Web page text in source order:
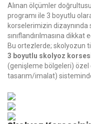
Alınan ölçümler
programı ile 3 boyutlu
korselerimizin
sınıflandırılmasına dikkat
Bu ortezlerde; skolyozun
3 boyutlu skolyoz
(genişleme bölgeleri) özel
tasarım/imalat)